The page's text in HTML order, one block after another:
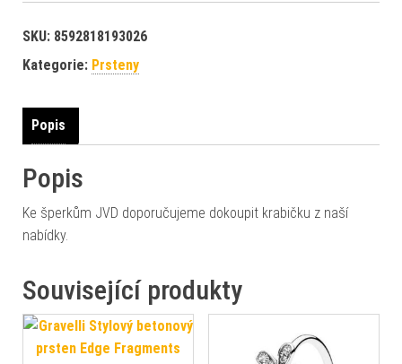
SKU: 8592818193026
Kategorie: Prsteny
Popis
Popis
Ke šperkům JVD doporučujeme dokoupit krabičku z naší
nabídky.
Související produkty